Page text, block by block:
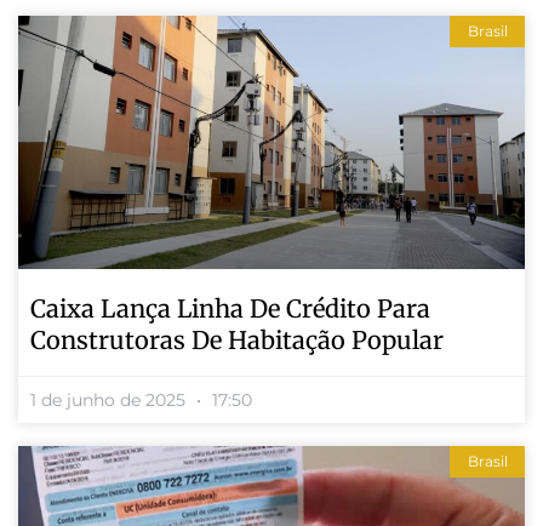
Brasil
Caixa Lança Linha De Crédito Para
Construtoras De Habitação Popular
1 de junho de 2025 17:50
Brasil